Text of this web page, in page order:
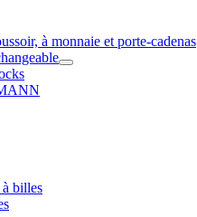
à monnaie et porte-cadenas
billes